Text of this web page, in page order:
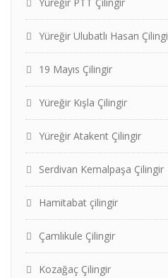
Yüreğir Ulubatlı Hasan
19 Mayıs Çilingir
Yüreğir Kışla Çilingir
Yüreğir Atakent Çilingir
Serdivan Kemalpaşa Çilingir
Hamitabat çilingir
Çamlıkule Çilingir
Kozağaç Çilingir